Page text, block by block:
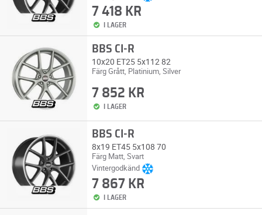
7 418 KR
I LAGER
BBS CI-R
10x20 ET25 5x112 82
Färg Grått, Platinium, Silver
7 852 KR
I LAGER
BBS CI-R
8x19 ET45 5x108 70
Färg Matt, Svart
Vintergodkänd
7 867 KR
I LAGER